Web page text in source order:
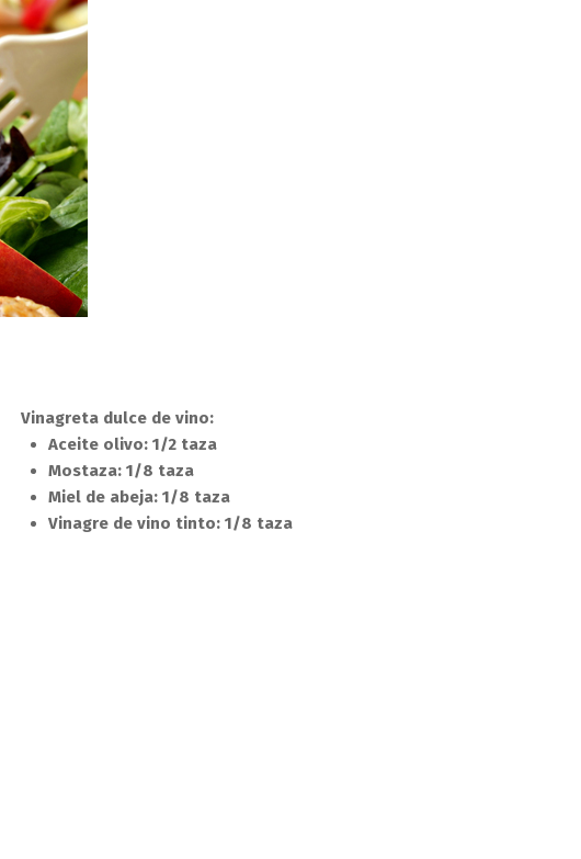
Vinagreta dulce de vino:
Aceite olivo: 1/2 taza
Mostaza: 1/8 taza
Miel de abeja: 1/8 taza
Vinagre de vino tinto: 1/8 taza